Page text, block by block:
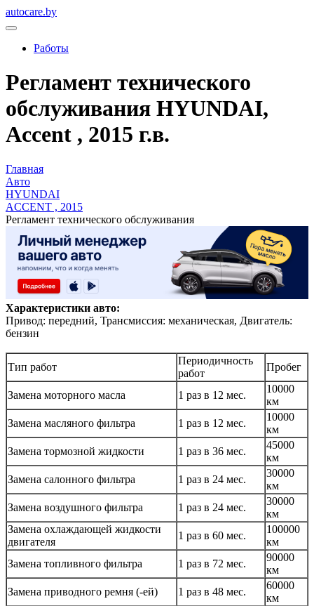
autocare.by
Работы
Регламент технического
обслуживания HYUNDAI,
Accent , 2015 г.в.
Главная
Авто
HYUNDAI
ACCENT , 2015
Регламент технического обслуживания
Характеристики авто:
Привод: передний, Трансмиссия: механическая, Двигатель:
бензин
Тип работ
Периодичность
работ
Пробег
Замена моторного масла 1 раз в 12 мес.
10000
км
Замена масляного фильтра
1 раз в 12 мес.
10000
км
Замена тормозной жидкости
1 раз в 36 мес.
45000
км
Замена салонного фильтра
1 раз в 24 мес.
30000
км
Замена воздушного фильтра
1 раз в 24 мес.
30000
км
Замена охлаждающей жидкости
двигателя
1 раз в 60 мес.
100000
км
Замена топливного фильтра
1 раз в 72 мес.
90000
км
Замена приводного ремня (-ей)
1 раз в 48 мес.
60000
км